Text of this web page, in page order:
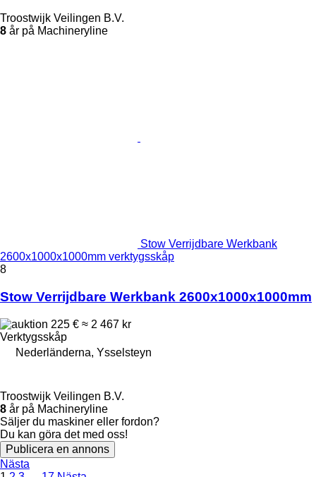
Troostwijk Veilingen B.V.
8 år på Machineryline
Stow Verrijdbare Werkbank
2600x1000x1000mm verktygsskåp
8
Stow Verrijdbare Werkbank 2600x1000x1000mm
225 € ≈ 2 467 kr
Verktygsskåp
Nederländerna, Ysselsteyn
Troostwijk Veilingen B.V.
8 år på Machineryline
Säljer du maskiner eller fordon?
Du kan göra det med oss!
Publicera en annons
Nästa